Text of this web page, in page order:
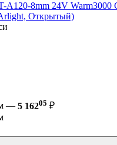
A120-8mm 24V Warm3000
Открытый)
м — 5 16205 ₽